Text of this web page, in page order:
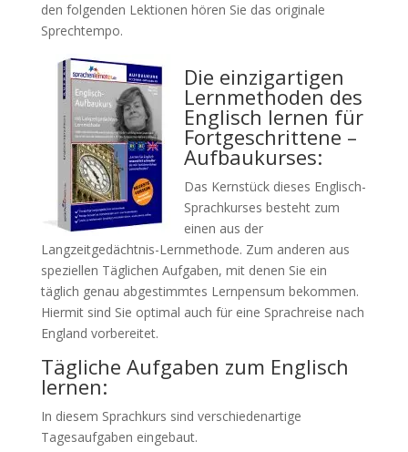
den folgenden Lektionen hören Sie das originale
Sprechtempo.
Die einzigartigen
Lernmethoden des
Englisch lernen für
Fortgeschrittene –
Aufbaukurses:
Das Kernstück dieses Englisch-
Sprachkurses besteht zum
einen aus der
Langzeitgedächtnis-Lernmethode. Zum anderen aus
speziellen Täglichen Aufgaben, mit denen Sie ein
täglich genau abgestimmtes Lernpensum bekommen.
Hiermit sind Sie optimal auch für eine Sprachreise nach
England vorbereitet.
Tägliche Aufgaben zum Englisch
lernen:
In diesem Sprachkurs sind verschiedenartige
Tagesaufgaben eingebaut.